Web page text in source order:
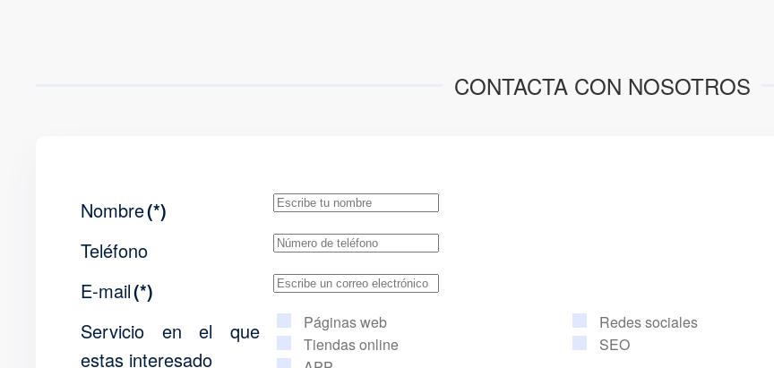
CONTACTA CON NOSOTROS
Nombre(*)
Teléfono
E-mail(*)
Servicio en el que
estas interesado
Páginas web
Tiendas online
Redes sociales
SEO